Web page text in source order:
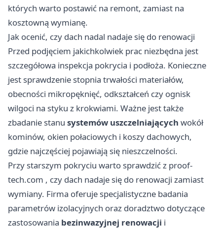
których warto postawić na remont, zamiast na
kosztowną wymianę.
Jak ocenić, czy dach nadal nadaje się do renowacji
Przed podjęciem jakichkolwiek prac niezbędna jest
szczegółowa inspekcja pokrycia i podłoża. Konieczne
jest sprawdzenie stopnia trwałości materiałów,
obecności mikropęknięć, odkształceń czy ognisk
wilgoci na styku z krokwiami. Ważne jest także
zbadanie stanu systemów uszczelniających wokół
kominów, okien połaciowych i koszy dachowych,
gdzie najczęściej pojawiają się nieszczelności.
Przy starszym pokryciu warto sprawdzić z proof-
tech.com , czy dach nadaje się do renowacji zamiast
wymiany. Firma oferuje specjalistyczne badania
parametrów izolacyjnych oraz doradztwo dotyczące
zastosowania bezinwazyjnej renowacji i